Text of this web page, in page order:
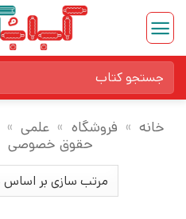
Skip
content
برای:
خانه » فروشگاه » علمی »
حقوق خصوصی